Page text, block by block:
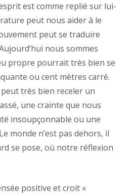
est comme replié sur lui-
peut nous aider à le
peut se traduire
nous sommes
propre pourrait très bien se
ou cent mètres carré.
très bien receler un
une crainte que nous
insoupçonnable ou une
monde n’est pas dehors, il
se pose, où notre réflexion
positive et croit «